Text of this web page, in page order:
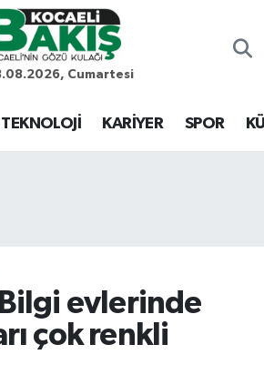
Cumartesi
KARİYER SPOR
Bilgi evlerinde
çok renkli
Eczaneler